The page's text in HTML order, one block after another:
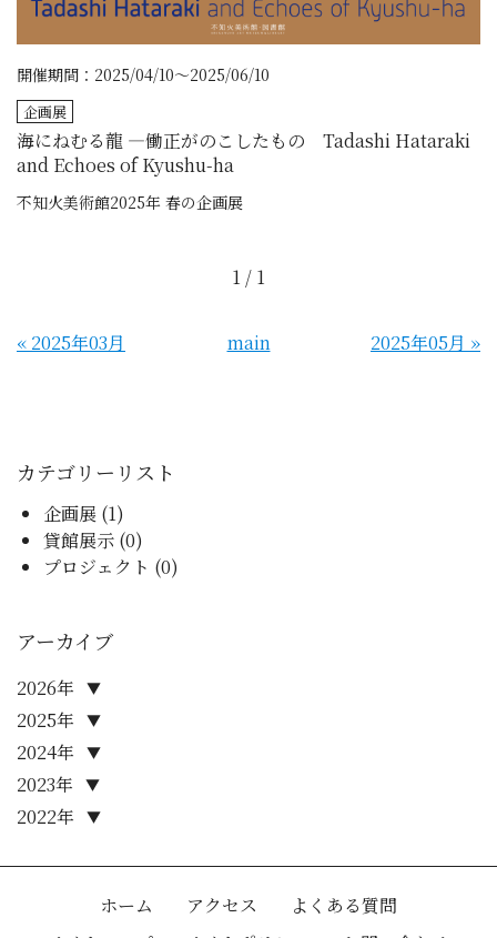
海にねむる龍 ―働正がのこしたもの Tadashi Hataraki
and Echoes of Kyushu-ha
開催期間：2025/04/10～2025/06/10
不知火美術館2025年 春の企画展
企画展
1 / 1
« 2025年03月 main 2025年05月 »
カテゴリーリスト
企画展 (1)
貸館展示 (0)
プロジェクト (0)
アーカイブ
2022年 ▼
2023年 ▼
2024年 ▼
2025年 ▼
2026年 ▼
ホーム アクセス
よくある質問